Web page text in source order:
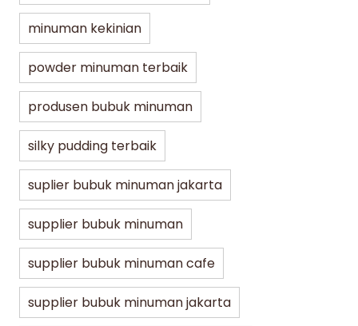
Jakarta Bubble Drink Lifestyle
Varian Best Seller Bubuk Kopi JBD
UMKM, Café, hingga Resto
minuman kekinian
powder minuman terbaik
produsen bubuk minuman
silky pudding terbaik
suplier bubuk minuman jakarta
supplier bubuk minuman
supplier bubuk minuman cafe
supplier bubuk minuman jakarta